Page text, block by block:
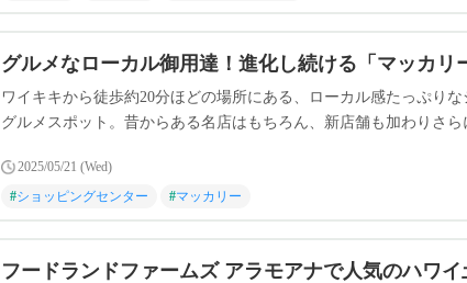
グルメなローカル御用達！進化し続ける「マッカリ
ワイキキから徒歩約20分ほどの場所にある、ローカル感たっぷり
グルメスポット。昔からある名店はもちろん、新店舗も加わりさ
2025/05/21 (Wed)
#ショッピングセンター #マッカリー
フードランドファームズ アラモアナで人気のハワ